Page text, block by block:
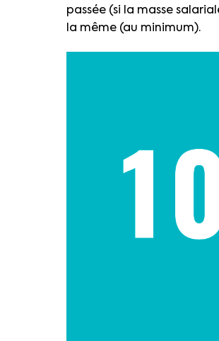
passée (si la masse
la même (au minimum).